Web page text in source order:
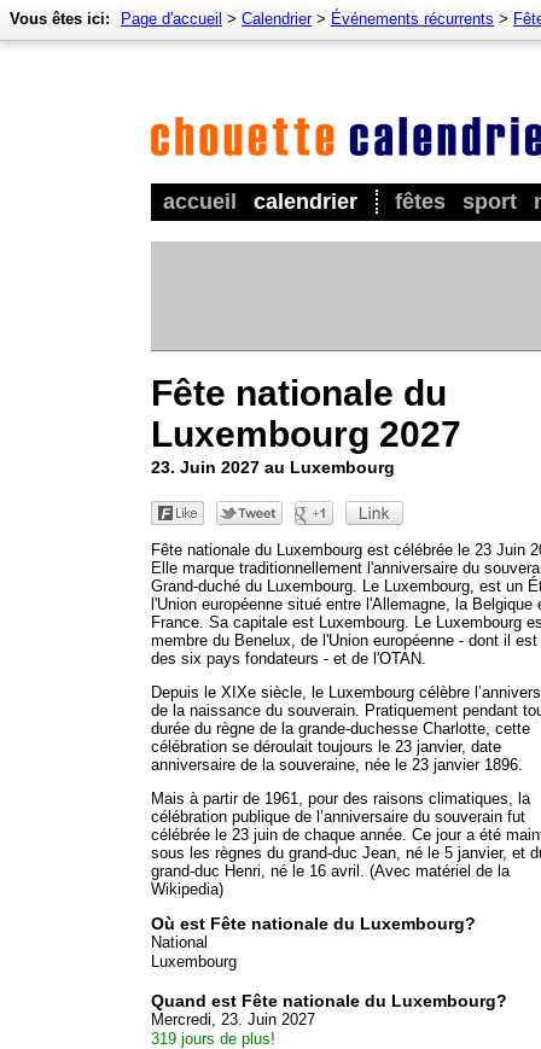
accueil calendrier fêtes sport
Vous êtes ici: Page d'accueil > Calendrier> Événements récurrents >
Fête nationale du
Luxembourg 2027
23. Juin 2027 au Luxembourg
Fête nationale du Luxembourg est célébrée le 23 Juin
Elle marque traditionnellement l'anniversaire du
Grand-duché du Luxembourg. Le Luxembourg, est un
l'Union européenne situé entre l'Allemagne, la Belgique
France. Sa capitale est Luxembourg. Le Luxembourg
membre du Benelux, de l'Union européenne - dont il est
des six pays fondateurs - et de l'OTAN.
Depuis le XIXe siècle, le Luxembourg célèbre
de la naissance du souverain. Pratiquement pendant
durée du règne de la grande-duchesse Charlotte, cette
célébration se déroulait toujours le 23 janvier, date
anniversaire de la souveraine, née le 23 janvier 1896.
Mais à partir de 1961, pour des raisons climatiques, la
célébration publique de l’anniversaire du souverain fut
célébrée le 23 juin de chaque année. Ce jour a été
sous les règnes du grand-duc Jean, né le 5 janvier, et
grand-duc Henri, né le 16 avril. (Avec matériel de la
Wikipedia)
Où est Fête nationale du Luxembourg?
National
Luxembourg
Quand est Fête nationale du Luxembourg?
Mercredi, 23. Juin 2027
319 jours de plus!